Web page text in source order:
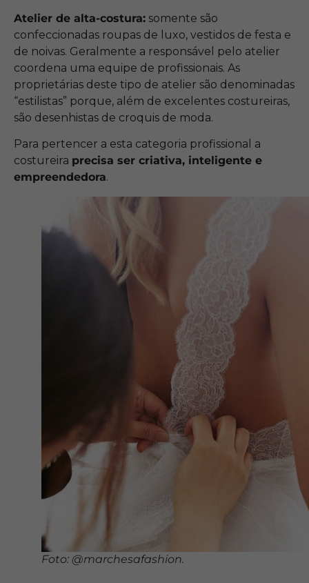
Atelier de alta-costura: somente são
confeccionadas roupas de luxo, vestidos de festa e
de noivas. Geralmente a responsável pelo atelier
coordena uma equipe de profissionais. As
proprietárias deste tipo de atelier são denominadas
“estilistas” porque, além de excelentes costureiras,
são desenhistas de croquis de moda.
Para pertencer a esta categoria profissional a
costureira precisa ser criativa, inteligente e
empreendedora.
Foto: @marchesafashion.